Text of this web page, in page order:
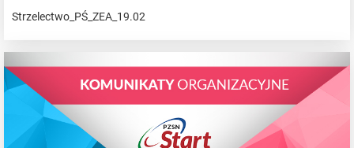
Strzelectwo_PŚ_ZEA_19.02